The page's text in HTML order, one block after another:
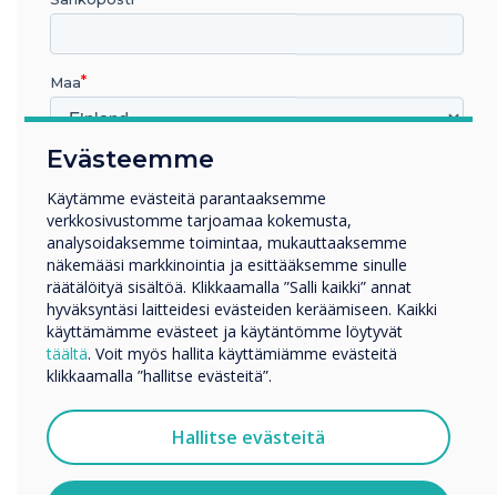
LUE SEURAAVA
of the best in the industry,
with award accolades for
their education learning
panels
Evästeemme
Käytämme evästeitä parantaaksemme
verkkosivustomme tarjoamaa kokemusta,
analysoidaksemme toimintaa, mukauttaaksemme
näkemääsi markkinointia ja esittääksemme sinulle
räätälöityä sisältöä. Klikkaamalla ”Salli kaikki” annat
hyväksyntäsi laitteidesi evästeiden keräämiseen. Kaikki
käyttämämme evästeet ja käytäntömme löytyvät
täältä. Voit myös hallita käyttämiämme evästeitä
klikkaamalla ”hallitse evästeitä”.
Hallitse evästeitä
Maa
Millä toimialalla työskentelet
Koulutus
Yritys
Muut
Yrityksen nimi
Haluamme ottaa sinuun yhteyttä tuotteistamme ja
palveluistamme sähköpostitse, puhelimitse tai postitse.
Suostun vastaanottamaan viestejä Clevertouch.
Tietoja siitä, miten keräämme ja käytämme
henkilötietojasi, ontietosuojaselosteessamme.